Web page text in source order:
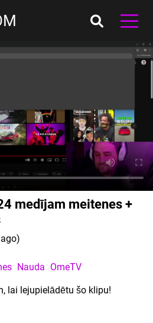
medījam meitenes +
Nauda OmeTV
lai lejupielādētu šo klipu!